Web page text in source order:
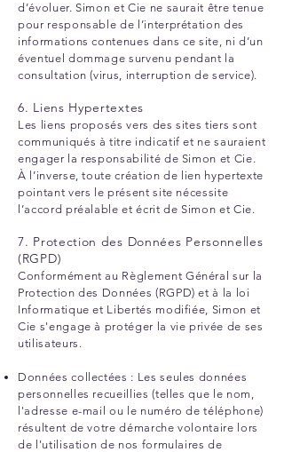
d’évoluer. Simon et Cie ne saurait être tenue
pour responsable de l’interprétation des
informations contenues dans ce site, ni d’un
éventuel dommage survenu pendant la
consultation (virus, interruption de service).
6. Liens Hypertextes
Les liens proposés vers des sites tiers sont
communiqués à titre indicatif et ne sauraient
engager la responsabilité de Simon et Cie.
À l’inverse, toute création de lien hypertexte
pointant vers le présent site nécessite
l’accord préalable et écrit de Simon et Cie.
7. Protection des Données Personnelles
(RGPD)
Conformément au Règlement Général sur la
Protection des Données (RGPD) et à la loi
Informatique et Libertés modifiée, Simon et
Cie s'engage à protéger la vie privée de ses
utilisateurs.
Données collectées : Les seules données
personnelles recueillies (telles que le nom,
l'adresse e-mail ou le numéro de téléphone)
résultent de votre démarche volontaire lors
de l'utilisation de nos formulaires de